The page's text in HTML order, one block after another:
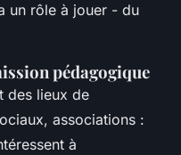
un rôle à jouer - du
pédagogique
des lieux de
associations :
à